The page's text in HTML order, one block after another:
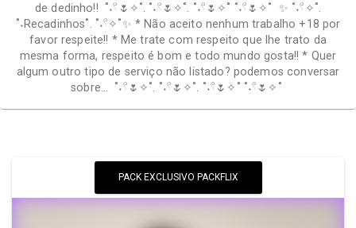
de dedinho!! ˚˖𓍢🌷✧˚. ˚˖𓍢🌷✧˚. ˚˖𓍢🌷✧˚ ˚˖𓍢🌷✧˚ ✨ ˚˖𓍢✧˚.
˚˖Recadinhos˚. ˚˖𓍢✧˚✨ * Não aceito nenhum trabalho +18 por
favor respeite!! * Me trate com respeito que lhe trato da
mesma forma, respeito é bom e todo mundo gosta!! * Quer
algum outro tipo de serviço não listado? podemos conversar
sobre… ˚˖𓍢🌷✧˚. ˚˖𓍢🌷✧˚. ˚˖𓍢🌷✧˚ ˚˖𓍢🌷✧˚
PACK EXCLUSIVO PACKFLIX